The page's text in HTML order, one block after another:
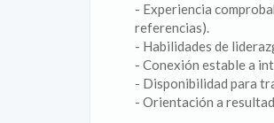
- Experiencia
referencias).
- Habilidades de
- Conexión estable a
- Disponibilidad para
- Orientación a